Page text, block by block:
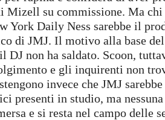
Mizell su commissione. Ma chi
York Daily Ness sarebbe il
di JMJ. Il motivo alla base
DJ non ha saldato. Scoon,
e gli inquirenti non
invece che JMJ
presenti in studio, ma
e si resta nel campo delle